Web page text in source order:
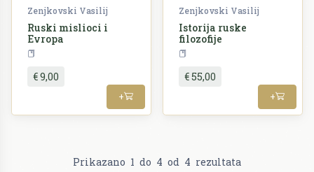
Zenjkovski Vasilij
Ruski mislioci i
Evropa
€ 9,00
+
Zenjkovski Vasilij
Istorija ruske
filozofije
€ 55,00
+
Prikazano 1 do 4 od 4 rezultata